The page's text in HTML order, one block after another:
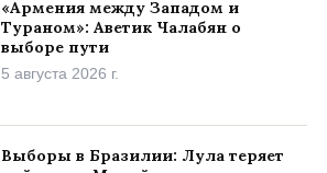
«Армения между Западом и
Тураном»: Аветик Чалабян о
выборе пути
5 августа 2026 г.
Выборы в Бразилии: Лула теряет